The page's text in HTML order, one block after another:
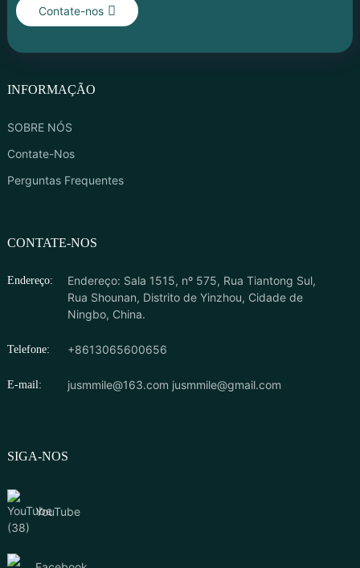
Contate-nos
INFORMAÇÃO
SOBRE NÓS
Contate-Nos
Perguntas Frequentes
CONTATE-NOS
Endereço:
Endereço: Sala 1515, nº 575, Rua Tiantong Sul,
Rua Shounan, Distrito de Yinzhou, Cidade de
Ningbo, China.
Telefone: +8613065600656
E-mail: jusmmile@163.com jusmmile@gmail.com
SIGA-NOS
YouTube